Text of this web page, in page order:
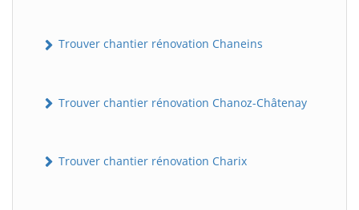
Trouver chantier rénovation Chaneins
Trouver chantier rénovation Chanoz-Châtenay
Trouver chantier rénovation Charix